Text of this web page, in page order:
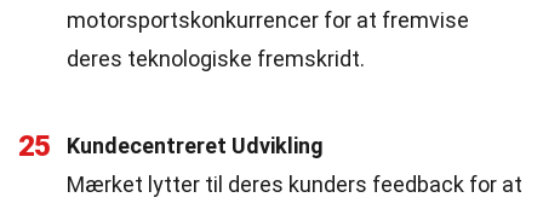
motorsportskonkurrencer for at fremvise
deres teknologiske fremskridt.
25
Kundecentreret Udvikling
Mærket lytter til deres kunders feedback for at